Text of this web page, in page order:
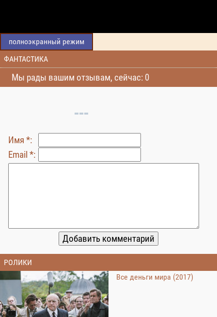
полноэкранный режим
ФАНТАСТИКА
Мы рады вашим отзывам, сейчас: 0
Имя *:
Email *:
РОЛИКИ
Все деньги мира (2017)